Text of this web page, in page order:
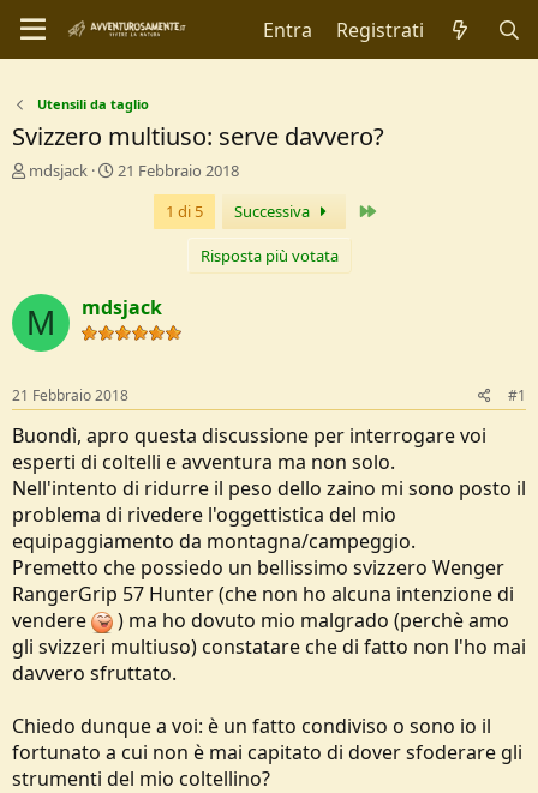
Entra Registrati
Utensili da taglio
Svizzero multiuso: serve davvero?
C
r
e
D
s
c
u
s
s
i
o
n
e
mdsjack
D
I
n
i
i
o
21 Febbraio 2018
1 di 5
Successiva
Risposta più votata
M mdsjack
21 Febbraio 2018 #1
Buondì, apro questa discussione per interrogare voi
esperti di coltelli e avventura ma non solo.
Nell'intento di ridurre il peso dello zaino mi sono posto il
problema di rivedere l'oggettistica del mio
equipaggiamento da montagna/campeggio.
Premetto che possiedo un bellissimo svizzero Wenger
RangerGrip 57 Hunter (che non ho alcuna intenzione di
vendere
) ma ho dovuto mio malgrado (perchè amo
gli svizzeri multiuso) constatare che di fatto non l'ho mai
davvero sfruttato.
Chiedo dunque a voi: è un fatto condiviso o sono io il
fortunato a cui non è mai capitato di dover sfoderare gli
strumenti del mio coltellino?